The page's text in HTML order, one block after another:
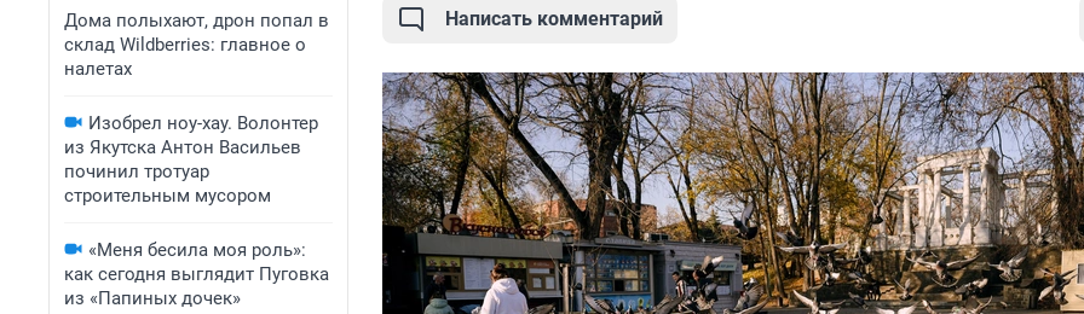
Дома полыхают, дрон попал в
склад Wildberries: главное о
налетах
Изобрел ноу-хау. Волонтер
из Якутска Антон Васильев
починил тротуар
строительным мусором
«Меня бесила моя роль»:
как сегодня выглядит Пуговка
из «Папиных дочек»
Написать комментарий